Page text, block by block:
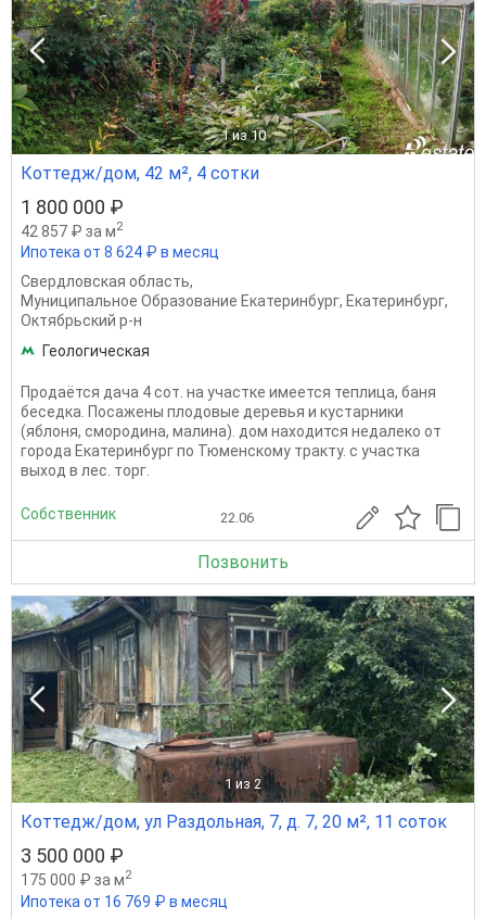
1 из 10
Коттедж/дом, 42 м², 4 сотки
1 800 000 ₽
42 857 ₽ за м2
Ипотека от 8 624 ₽ в месяц
Свердловская область,
Муниципальное Образование Екатеринбург, Екатеринбург,
Октябрьский р-н
Геологическая
Продаётся дача 4 сот. на участке имеется теплица, баня
беседка. Посажены плодовые деревья и кустарники
(яблоня, смородина, малина). дом находится недалеко от
города Екатеринбург по Тюменскому тракту. с участка
выход в лес. торг.
Собственник 22.06
Позвонить
1 из 2
Коттедж/дом, ул Раздольная, 7, д. 7, 20 м², 11 соток
3 500 000 ₽
175 000 ₽ за м2
Ипотека от 16 769 ₽ в месяц